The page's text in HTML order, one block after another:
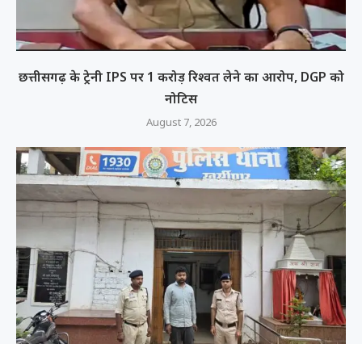
छत्तीसगढ़ के ट्रेनी IPS पर 1 करोड़ रिश्वत लेने का आरोप, DGP को
नोटिस
August 7, 2026